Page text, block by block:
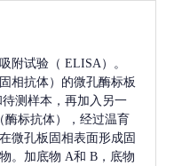
附试验（ ELISA）。
相抗体）的微孔酶标板
测样本，再加入另一
（酶标抗体），经过温育
微孔板固相表面形成固
。加底物 A和 B，底物